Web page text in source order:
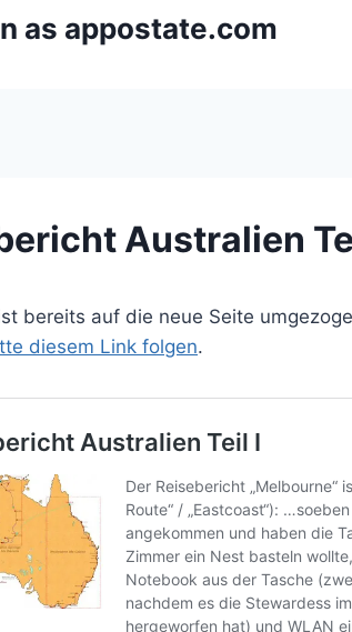
as appostate.com
Australien
bereits auf die neue Seite
diesem Link folgen.